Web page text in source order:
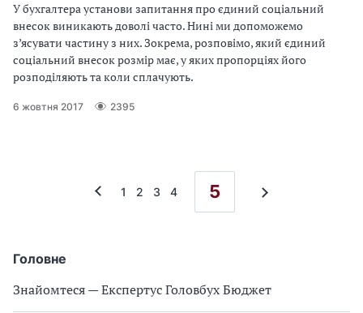
Головне
Знайомтеся — Експертус Головбух Бюджет
У бухгалтера установи запитання про єдиний соціальний
внесок виникають доволі часто. Нині ми допоможемо
з’ясувати частину з них. Зокрема, розповімо, який єдиний
соціальний внесок розмір має, у яких пропорціях його
розподіляють та коли сплачують.
6 жовтня 2017 2395
1 2 3 4 5